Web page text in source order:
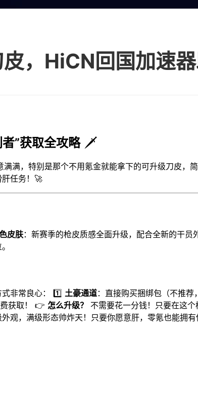
”获取全攻略🗡️
满，特别是那个不用氪金就能拿下的可升级刀皮，
任务！🚀
皮肤：新赛季的枪皮质感全面升级，配合全新的干员
非常良心： 1️⃣ 土豪通道：直接购买捆绑包（不推荐
获取！ 👉 怎么升级？
不需要花一分钱！只要在这个
观，满级形态帅炸天！只要你愿意肝，零氪也能拥有